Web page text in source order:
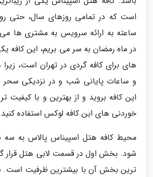
ساعته به ارائه سرویس به مشتری ها می
در ماه رمضان به سر می بریم، این کافه
های برای کافه گردی در تهران است،
و ساعات پایانی شب و در نزدیکی سحر
این کافه بروید و از بهترین و با
خوردنی های این کافه لوکس استفاده
محیط کافه هتل اسپیناس پالاس به
شود. بخش اول در قسمت لابی هتل قرار
ترین بخش آن با بیشترین ظرفیت